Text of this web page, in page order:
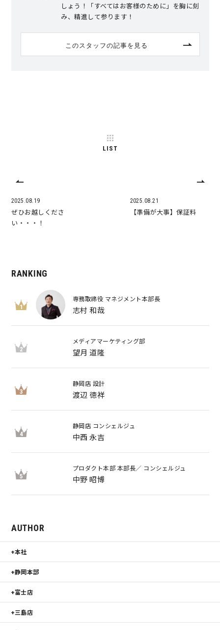
しょう！「すべてはお客様のために」を胸に刻
み、精進して参ります！
このスタッフの記事を見る
2025.08.19
ぜひお越しくださ
い・・・！
LIST
2025.08.21
【準備が大事】保証料
RANKING
1
専務取締役 マネジメント本部長
志村 和哉
2
メディアマーケティング部
望月 道隆
3
静岡店 設計
渡辺 徳祥
4
静岡店 コンシェルジュ
中西 永吉
5
プロダクト本部 本部長／ コンシェルジュ
中野 昭博
AUTHOR
本社
静岡本部
富士店
三島店